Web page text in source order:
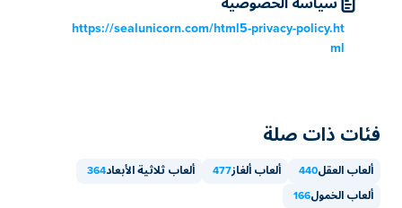
https://sealunicorn.com/html5-privacy-policy.ht
ml
فئات ذات صلة
ألعاب العقل440 ألعاب ألغاز477 ألعاب ثلاثية الأبعاد364
ألعاب الخمول166